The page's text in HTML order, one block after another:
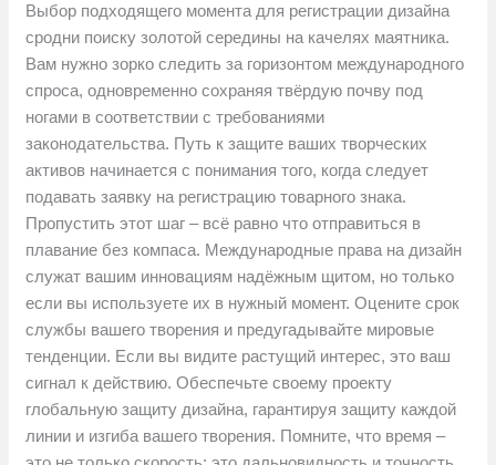
Выбор подходящего момента для регистрации дизайна
сродни поиску золотой середины на качелях маятника.
Вам нужно зорко следить за горизонтом международного
спроса, одновременно сохраняя твёрдую почву под
ногами в соответствии с требованиями
законодательства. Путь к защите ваших творческих
активов начинается с понимания того, когда следует
подавать заявку на регистрацию товарного знака.
Пропустить этот шаг – всё равно что отправиться в
плавание без компаса. Международные права на дизайн
служат вашим инновациям надёжным щитом, но только
если вы используете их в нужный момент. Оцените срок
службы вашего творения и предугадывайте мировые
тенденции. Если вы видите растущий интерес, это ваш
сигнал к действию. Обеспечьте своему проекту
глобальную защиту дизайна, гарантируя защиту каждой
линии и изгиба вашего творения. Помните, что время –